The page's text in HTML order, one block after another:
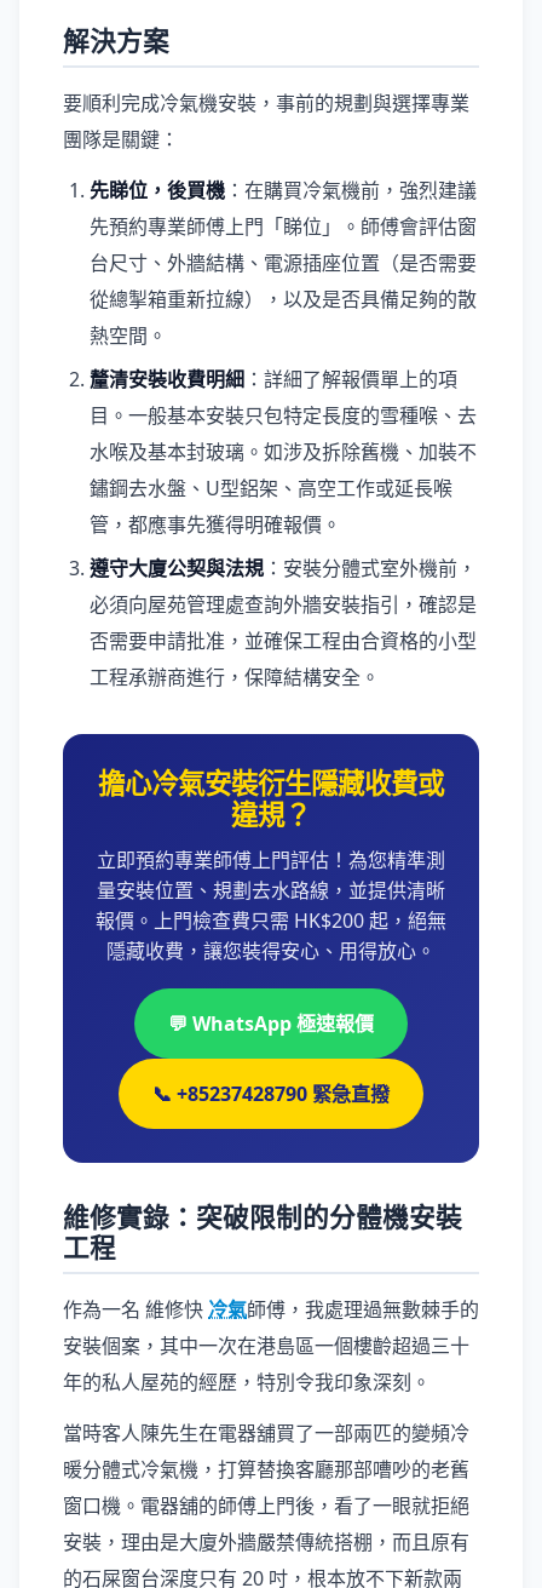
解決方案
要順利完成冷氣機安裝，事前的規劃與選擇專業
團隊是關鍵：
先睇位，後買機 ：在購買冷氣機前，強烈建議
先預約專業師傅上門「睇位」。師傅會評估窗
台尺寸、外牆結構、電源插座位置（是否需要
從總掣箱重新拉線），以及是否具備足夠的散
熱空間。
釐清安裝收費明細 ：詳細了解報價單上的項
目。一般基本安裝只包特定長度的雪種喉、去
水喉及基本封玻璃。如涉及拆除舊機、加裝不
鏽鋼去水盤、U型鋁架、高空工作或延長喉
管，都應事先獲得明確報價。
遵守大廈公契與法規 ：安裝分體式室外機前，
必須向屋苑管理處查詢外牆安裝指引，確認是
否需要申請批准，並確保工程由合資格的小型
工程承辦商進行，保障結構安全。
擔心冷氣安裝衍生隱藏收費或
違規？
立即預約專業師傅上門評估！為您精準測
量安裝位置、規劃去水路線，並提供清晰
報價。上門檢查費只需 HK$200 起，絕無
隱藏收費，讓您裝得安心、用得放心。
💬 WhatsApp 極速報價
📞 +85237428790 緊急直撥
維修實錄：突破限制的分體機安裝
工程
作為一名 維修快 冷氣師傅，我處理過無數棘手的
安裝個案，其中一次在港島區一個樓齡超過三十
年的私人屋苑的經歷，特別令我印象深刻。
當時客人陳先生在電器舖買了一部兩匹的變頻冷
暖分體式冷氣機，打算替換客廳那部嘈吵的老舊
窗口機。電器舖的師傅上門後，看了一眼就拒絕
安裝，理由是大廈外牆嚴禁傳統搭棚，而且原有
的石屎窗台深度只有 20 吋，根本放不下新款兩